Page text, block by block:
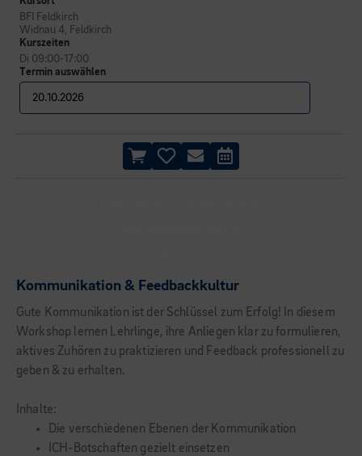
BFI Feldkirch
Widnau 4, Feldkirch
Termin auswählen
Kurszeiten
Di 09:00-17:00
Kommunikation & Feedbackkultur
Gute Kommunikation ist der Schlüssel zum Erfolg! In diesem
Workshop lernen Lehrlinge, ihre Anliegen klar zu formulieren,
aktives Zuhören zu praktizieren und Feedback professionell zu
geben & zu erhalten.
Inhalte:
Die verschiedenen Ebenen der Kommunikation
ICH-Botschaften gezielt einsetzen